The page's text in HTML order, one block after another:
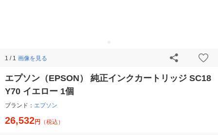
1 / 1 画像を見る
エプソン（EPSON） 純正インクカートリッジ SC18
Y70 イエロー 1個
ブランド： エプソン
26,532円 （税込）